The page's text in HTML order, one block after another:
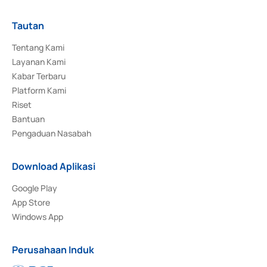
Tautan
Tentang Kami
Layanan Kami
Kabar Terbaru
Platform Kami
Riset
Bantuan
Pengaduan Nasabah
Download Aplikasi
Google Play
App Store
Windows App
Perusahaan Induk